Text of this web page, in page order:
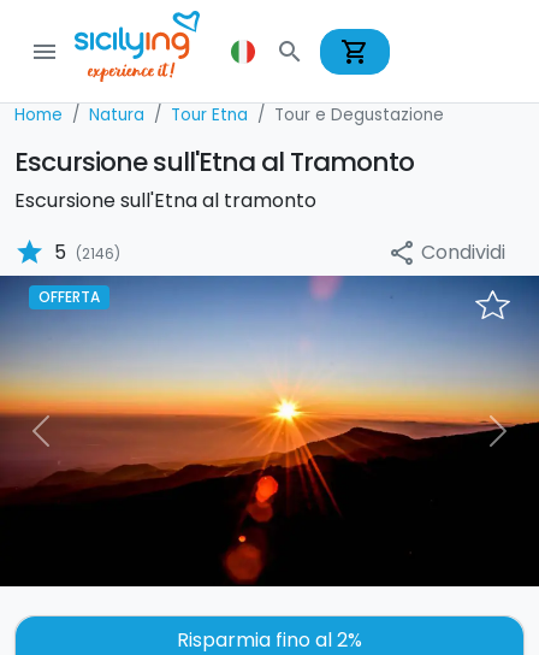
menu search shopping_cart
Home Natura Tour Etna Tour e Degustazione
Escursione sull'Etna al Tramonto
Escursione sull'Etna al tramonto
star 5 (2146) share Condividi
OFFERTA
Previous Next
Risparmia fino al 2%